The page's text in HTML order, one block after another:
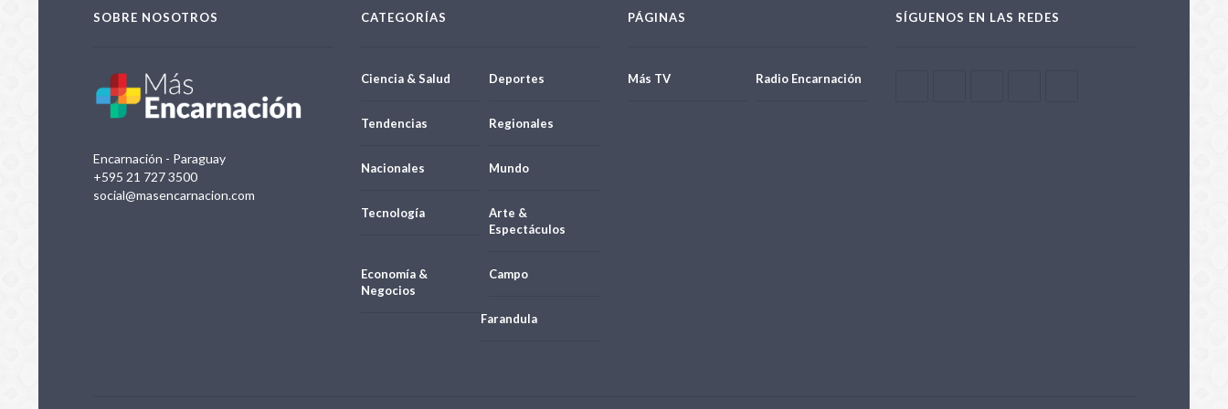
SOBRE NOSOTROS
Encarnación - Paraguay
+595 21 727 3500
social@masencarnacion.com
CATEGORÍAS
Ciencia & Salud Deportes
Tendencias Regionales
Nacionales Mundo
Tecnología
Arte &
Espectáculos
Economía &
Negocios
Campo
Farandula
PÁGINAS
Más TV Radio Encarnación
SÍGUENOS EN LAS REDES